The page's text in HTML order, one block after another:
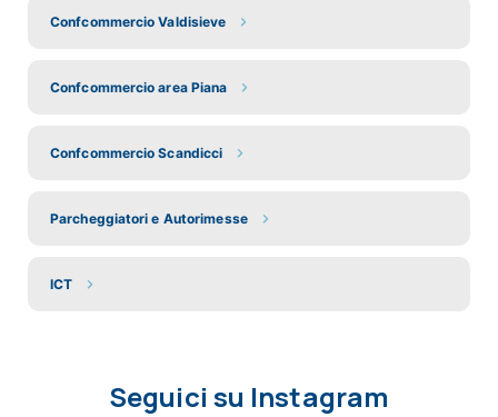
Confcommercio Valdisieve
Confcommercio area Piana
Confcommercio Scandicci
Parcheggiatori e Autorimesse
ICT
Seguici su Instagram